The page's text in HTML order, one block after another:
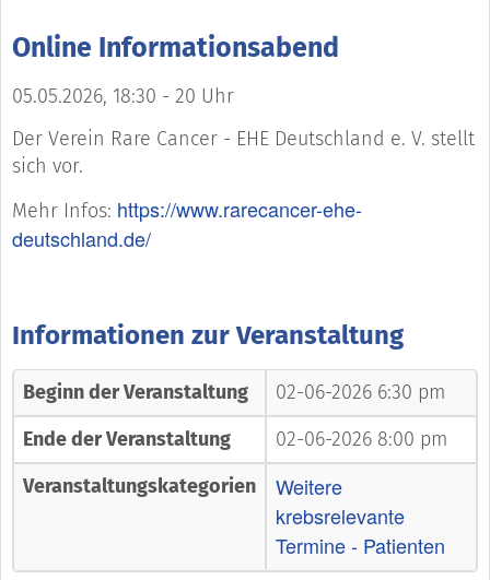
Online Informationsabend
05.05.2026, 18:30 - 20 Uhr
Der Verein Rare Cancer - EHE Deutschland e. V. stellt
sich vor.
Mehr Infos: https://www.rarecancer-ehe-
deutschland.de/
Informationen zur Veranstaltung
Beginn der Veranstaltung
02-06-2026 6:30 pm
Ende der Veranstaltung
02-06-2026 8:00 pm
Veranstaltungskategorien
Weitere
krebsrelevante
Termine - Patienten